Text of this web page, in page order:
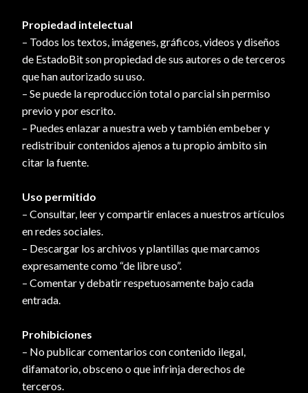
Propiedad intelectual
– Todos los textos, imágenes, gráficos, videos y diseños
de EstadoBit son propiedad de sus autores o de terceros
que han autorizado su uso.
– Se puede la reproducción total o parcial sin permiso
previo y por escrito.
– Puedes enlazar a nuestra web y también embeber y
redistribuir contenidos ajenos a tu propio ámbito sin
citar la fuente.
Uso permitido
– Consultar, leer y compartir enlaces a nuestros artículos
en redes sociales.
– Descargar los archivos y plantillas que marcamos
expresamente como “de libre uso”.
– Comentar y debatir respetuosamente bajo cada
entrada.
Prohibiciones
– No publicar comentarios con contenido ilegal,
difamatorio, obsceno o que infrinja derechos de
terceros.